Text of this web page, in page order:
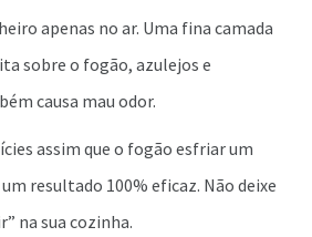
apenas no ar. Uma fina camada
sobre o fogão, azulejos e
causa mau odor.
assim que o fogão esfriar um
resultado 100% eficaz. Não deixe
na sua cozinha.